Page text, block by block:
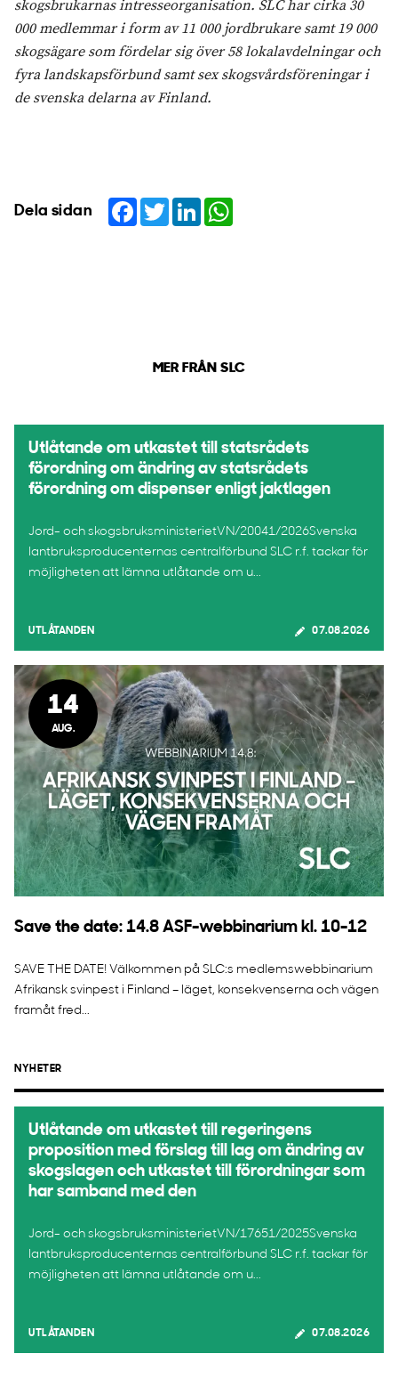
skogsbrukarnas intresseorganisation. SLC har cirka 30
000 medlemmar i form av 11 000 jordbrukare samt 19 000
skogsägare som fördelar sig över 58 lokalavdelningar och
fyra landskapsförbund samt sex skogsvårdsföreningar i
de svenska delarna av Finland.
Dela sidan Facebook
TwitterLinkedIn
MER FRÅN SLC
Utlåtande om utkastet till statsrådets
förordning om ändring av statsrådets
förordning om dispenser enligt jaktlagen
Jord- och skogsbruksministerietVN/20041/2026Svenska
lantbruksproducenternas centralförbund SLC r.f. tackar för
möjligheten att lämna utlåtande om u...
UTLÅTANDEN 07.08.2026
14
AUG.
Save the date: 14.8 ASF-webbinarium kl. 10-12
SAVE THE DATE! Välkommen på SLC:s medlemswebbinarium
Afrikansk svinpest i Finland – läget, konsekvenserna och vägen
framåt fred...
NYHETER
Utlåtande om utkastet till regeringens
proposition med förslag till lag om ändring av
skogslagen och utkastet till förordningar som
har samband med den
Jord- och skogsbruksministerietVN/17651/2025Svenska
lantbruksproducenternas centralförbund SLC r.f. tackar för
möjligheten att lämna utlåtande om u...
UTLÅTANDEN 07.08.2026